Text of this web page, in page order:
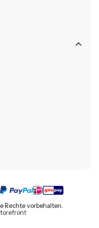
Rechte vorbehalten.